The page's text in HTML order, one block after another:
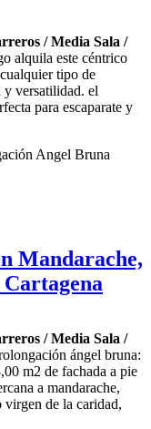
/ Media Sala /
alquila este céntrico
tipo de
y versatilidad. el
para escaparate y
Mandarache,
/ Media Sala /
ángel bruna:
m2 de fachada a pie
a mandarache,
virgen de la caridad,